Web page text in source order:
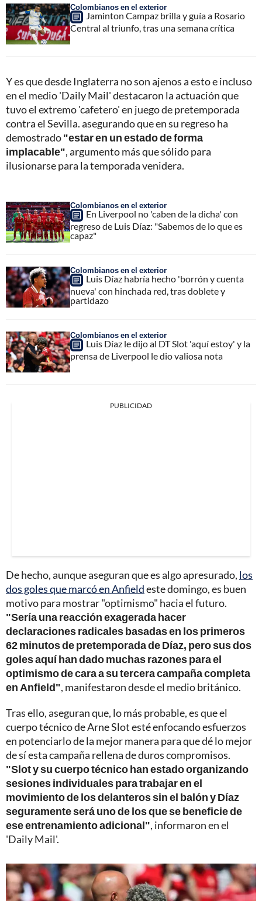
Colombianos en el exterior
Jaminton Campaz brilla y guía a Rosario
Central al triunfo, tras una semana crítica
Y es que desde Inglaterra no son ajenos a esto e incluso
en el medio 'Daily Mail' destacaron la actuación que
tuvo el extremo 'cafetero' en juego de pretemporada
contra el Sevilla. asegurando que en su regreso ha
demostrado"estar en un estado de forma
implacable", argumento más que sólido para
ilusionarse para la temporada venidera.
Colombianos en el exterior
En Liverpool no 'caben de la dicha' con
regreso de Luis Díaz: "Sabemos de lo que es
capaz"
Colombianos en el exterior
Luis Díaz habría hecho 'borrón y cuenta
nueva' con hinchada red, tras doblete y
partidazo
Colombianos en el exterior
Luis Díaz le dijo al DT Slot 'aquí estoy' y la
prensa de Liverpool le dio valiosa nota
PUBLICIDAD
De hecho, aunque aseguran que es algo apresurado, los
dos goles que marcó en Anfieldeste domingo, es buen
motivo para mostrar "optimismo" hacia el futuro.
"Sería una reacción exagerada hacer
declaraciones radicales basadas en los primeros
62 minutos de pretemporada de Díaz, pero sus dos
goles aquí han dado muchas razones para el
optimismo de cara a su tercera campaña completa
en Anfield", manifestaron desde el medio británico.
Tras ello, aseguran que, lo más probable, es que el
cuerpo técnico de Arne Slot esté enfocando esfuerzos
en potenciarlo de la mejor manera para que dé lo mejor
de sí esta campaña rellena de duros compromisos.
"Slot y su cuerpo técnico han estado organizando
sesiones individuales para trabajar en el
movimiento de los delanteros sin el balón y Díaz
seguramente será uno de los que se beneficie de
ese entrenamiento adicional", informaron en el
'Daily Mail'.